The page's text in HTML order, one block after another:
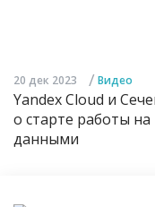
20 дек 2023 / Видео
Yandex Cloud и
о старте работы
данными